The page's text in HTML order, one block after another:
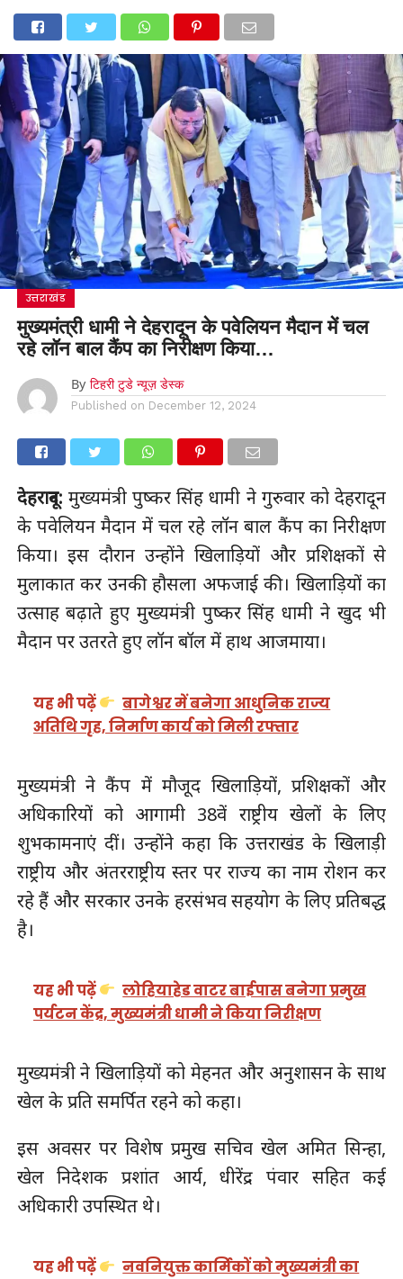
उत्तराखंड
मुख्यमंत्री धामी ने देहरादून के पवेलियन मैदान में चल
रहे लॉन बाल कैंप का निरीक्षण किया…
By टिहरी टुडे न्यूज़ डेस्क
Published on December 12, 2024
देहरादून: मुख्यमंत्री पुष्कर सिंह धामी ने गुरुवार को देहरादून
के पवेलियन मैदान में चल रहे लॉन बाल कैंप का निरीक्षण
किया। इस दौरान उन्होंने खिलाड़ियों और प्रशिक्षकों से
मुलाकात कर उनकी हौसला अफजाई की। खिलाड़ियों का
उत्साह बढ़ाते हुए मुख्यमंत्री पुष्कर सिंह धामी ने खुद भी
मैदान पर उतरते हुए लॉन बॉल में हाथ आजमाया।
यह भी पढ़ें
बागेश्वर में बनेगा आधुनिक राज्य
अतिथि गृह, निर्माण कार्य को मिली रफ्तार
मुख्यमंत्री ने कैंप में मौजूद खिलाड़ियों, प्रशिक्षकों और
अधिकारियों को आगामी 38वें राष्ट्रीय खेलों के लिए
शुभकामनाएं दीं। उन्होंने कहा कि उत्तराखंड के खिलाड़ी
राष्ट्रीय और अंतरराष्ट्रीय स्तर पर राज्य का नाम रोशन कर
रहे हैं और सरकार उनके हरसंभव सहयोग के लिए प्रतिबद्ध
है।
यह भी पढ़ें
लोहियाहेड वाटर बाईपास बनेगा प्रमुख
पर्यटन केंद्र, मुख्यमंत्री धामी ने किया निरीक्षण
मुख्यमंत्री ने खिलाड़ियों को मेहनत और अनुशासन के साथ
खेल के प्रति समर्पित रहने को कहा।
इस अवसर पर विशेष प्रमुख सचिव खेल अमित सिन्हा,
खेल निदेशक प्रशांत आर्य, धीरेंद्र पंवार सहित कई
अधिकारी उपस्थित थे।
यह भी पढ़ें
नवनियुक्त कार्मिकों को मुख्यमंत्री का